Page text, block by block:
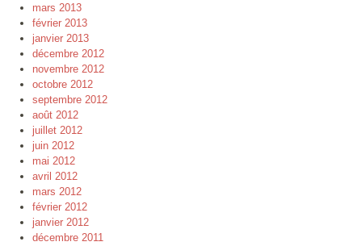
mars 2013
février 2013
janvier 2013
décembre 2012
novembre 2012
octobre 2012
septembre 2012
août 2012
juillet 2012
juin 2012
mai 2012
avril 2012
mars 2012
février 2012
janvier 2012
décembre 2011